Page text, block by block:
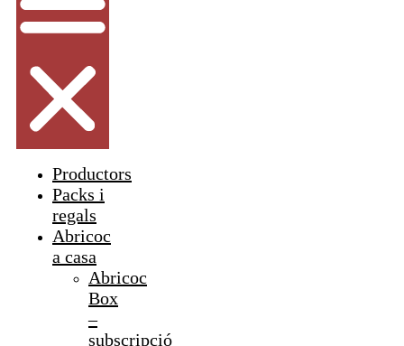
Productors
Packs i
regals
Abricoc
a casa
Abricoc
Box
–
subscripció